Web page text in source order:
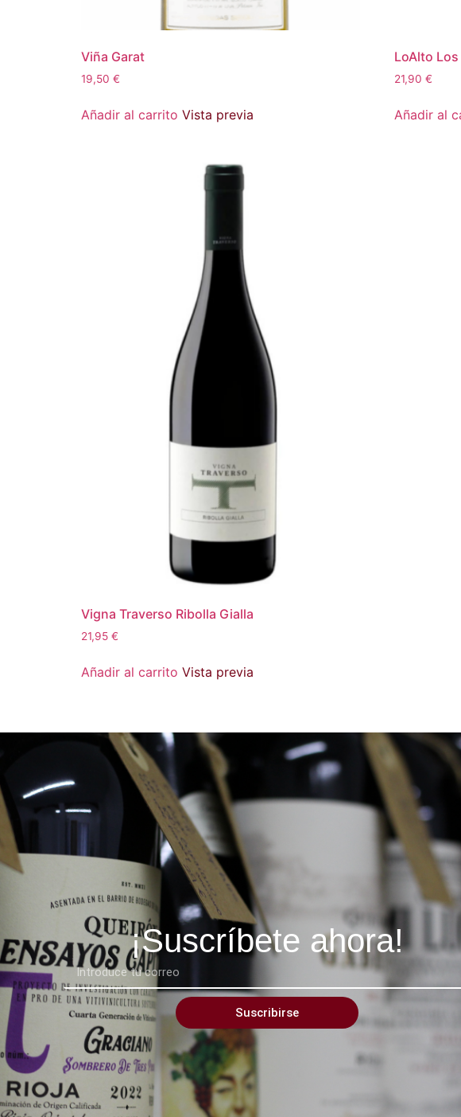
Viña Garat
19,50 €
Añadir al carrito Vista previa
LoAlto
21,90 €
Añadir al
Vigna Traverso Ribolla Gialla
21,95 €
Añadir al carrito Vista previa
¡Suscríbete ahora!
Suscribirse